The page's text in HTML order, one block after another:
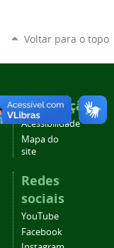
Voltar para o topo
Navegação
Acessibilidade
Mapa do
site
Redes
sociais
YouTube
Facebook